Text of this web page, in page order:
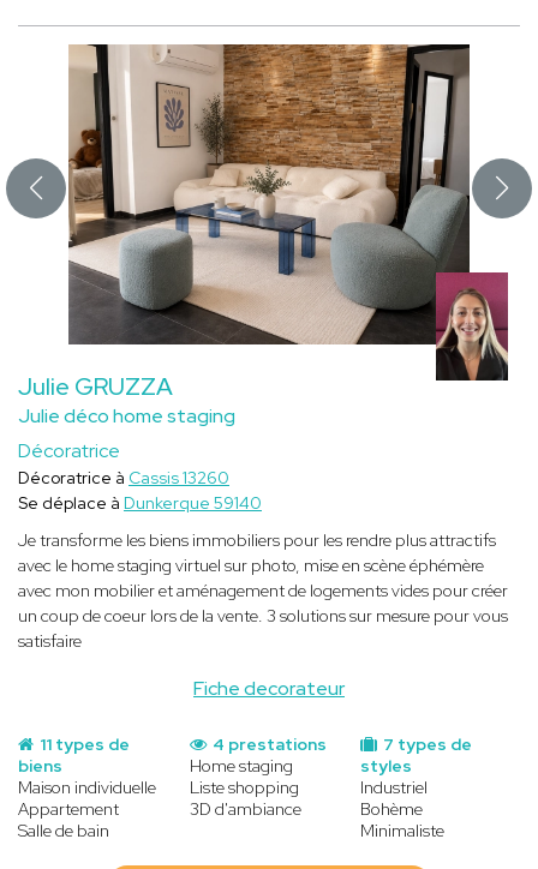
Julie GRUZZA
Julie déco home staging
Décoratrice
Fiche decorateur
Décoratrice à Cassis 13260
Se déplace à Dunkerque 59140
Je transforme les biens immobiliers pour les rendre plus attractifs
avec le home staging virtuel sur photo, mise en scène éphémère
avec mon mobilier et aménagement de logements vides pour créer
un coup de coeur lors de la vente. 3 solutions sur mesure pour vous
satisfaire
11 types de
biens
Maison individuelle
Appartement
Salle de bain
7 types de
styles
Industriel
Bohème
Minimaliste
4 prestations
Home staging
Liste shopping
3D d'ambiance